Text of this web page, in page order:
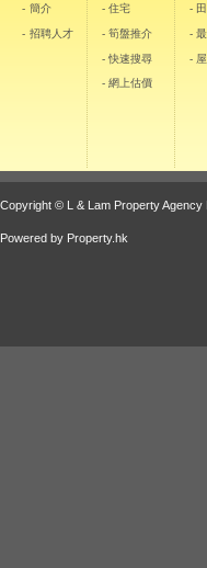
- 簡介
- 招聘人才
- 住宅
- 筍盤推介
- 快速搜尋
- 網上估價
-
-
-
Copyright © L & Lam Property Agency
Powered by Property.hk